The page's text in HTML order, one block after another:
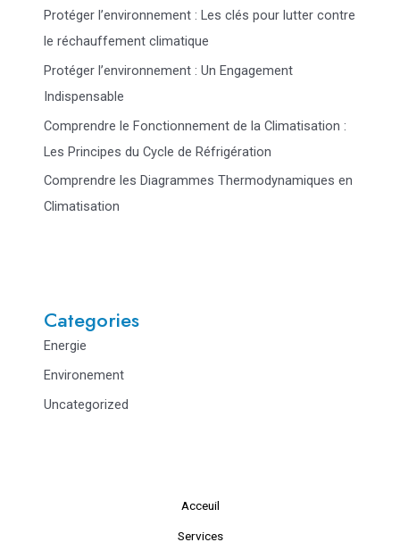
Protéger l’environnement : Les clés pour lutter contre
le réchauffement climatique
Protéger l’environnement : Un Engagement
Indispensable
Comprendre le Fonctionnement de la Climatisation :
Les Principes du Cycle de Réfrigération
Comprendre les Diagrammes Thermodynamiques en
Climatisation
Categories
Energie
Environement
Uncategorized
Acceuil
Services